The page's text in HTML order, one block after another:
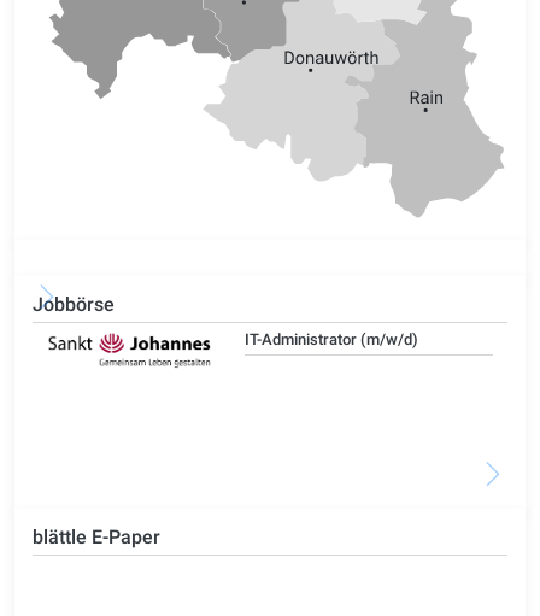
Jobbörse
IT-Administrator (m/w/d)
blättle E-Paper